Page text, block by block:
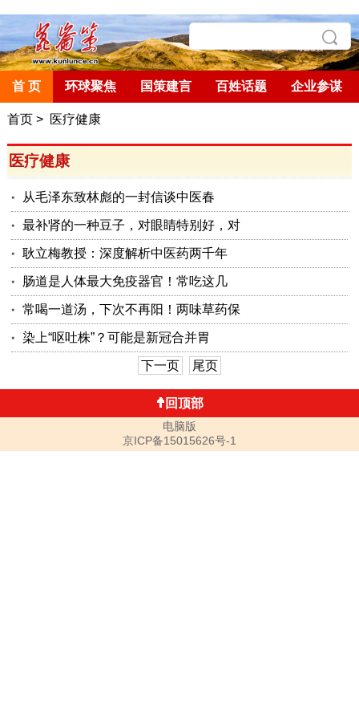
首 页 环球聚焦 国策建言 百姓话题 企业参谋
首页> 医疗健康
医疗健康
从毛泽东致林彪的一封信谈中医春
最补肾的一种豆子，对眼睛特别好，对
耿立梅教授：深度解析中医药两千年
肠道是人体最大免疫器官！常吃这几
常喝一道汤，下次不再阳！两味草药保
染上“呕吐株”？可能是新冠合并胃
下一页 尾页
回顶部
电脑版
京ICP备15015626号-1